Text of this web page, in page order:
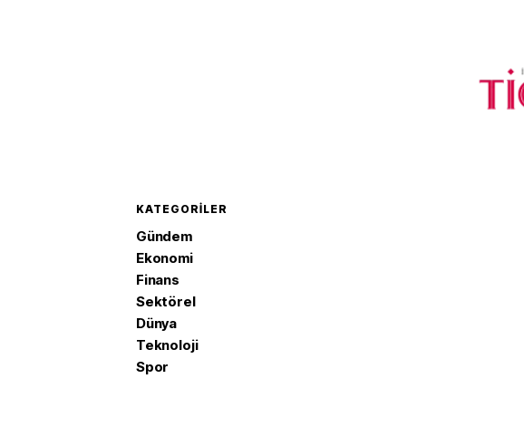
KATEGORILER
Gündem
Ekonomi
Finans
Sektörel
Dünya
Teknoloji
Spor